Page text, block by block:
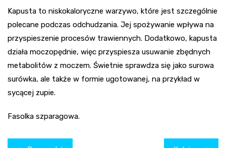
Kapusta to niskokaloryczne warzywo, które jest szczególnie
polecane podczas odchudzania. Jej spożywanie wpływa na
przyspieszenie procesów trawiennych. Dodatkowo, kapusta
działa moczopędnie, więc przyspiesza usuwanie zbędnych
metabolitów z moczem. Świetnie sprawdza się jako surowa
surówka, ale także w formie ugotowanej, na przykład w
sycącej zupie.
Fasolka szparagowa.